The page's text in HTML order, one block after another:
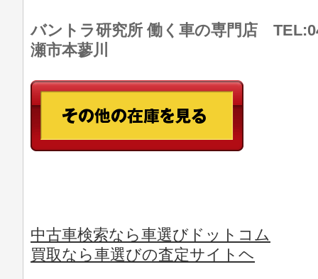
バントラ研究所 働く車の専門店
瀬市本蓼川
中古車検索なら車選びドットコム
買取なら車選びの査定サイトヘ